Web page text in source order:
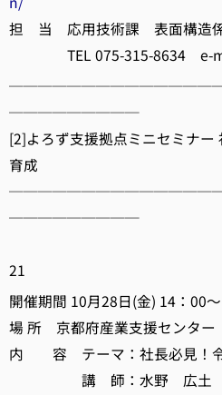
担 当 応用技術課 表面構造
TEL 075-315-8634 e-
─────────
[2]よろず支援拠点ミニセミナー
育成
─────────
(公財)
21
開催期間 10月28日(金) 14：00
場 所 京都府産業支援センタ
内 容 テーマ：社長必見！令
講 師：水野 広土 京都